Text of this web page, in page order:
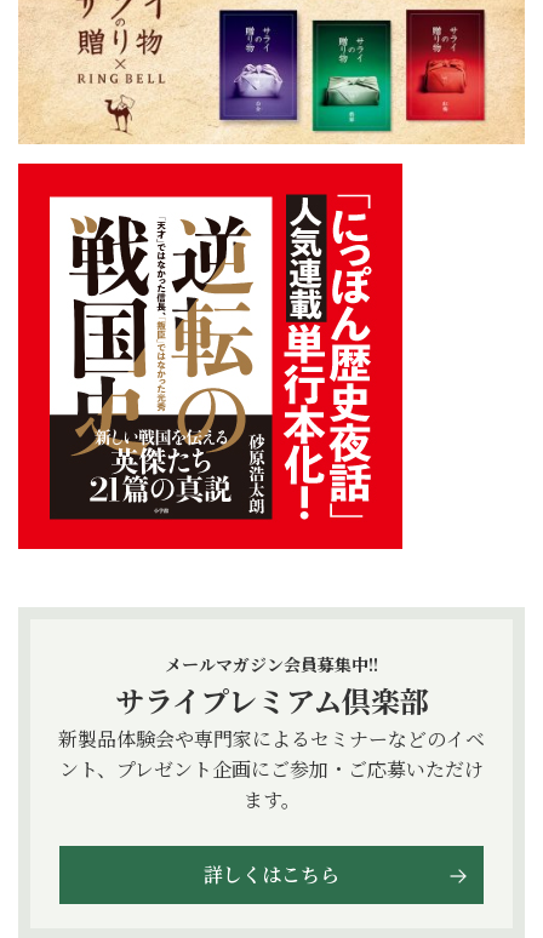
メールマガジン会員募集中!!
サライプレミアム倶楽部
新製品体験会や専門家によるセミナーなどのイベ
ント、プレゼント企画にご参加・ご応募いただけ
ます。
詳しくはこちら